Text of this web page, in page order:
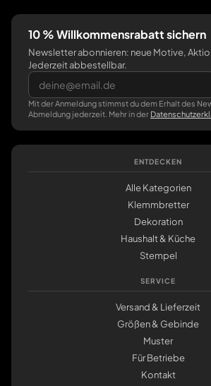
10 % Willkommensrabatt sichern
Newsletter abonnieren: neue Motive,
Jederzeit abbestellbar.
Mit der Anmeldung stimmst du dem Erhalt des
Abmeldung jederzeit. Mehr in der
ENTDECKEN
Alle Kategorien
Klemmbretter
Dekoration
Haushalt & Küche
Stempel
SERVICE
Versand & Lieferzeit
Größen & Gebinde
Muster
Für Betriebe
Kontakt